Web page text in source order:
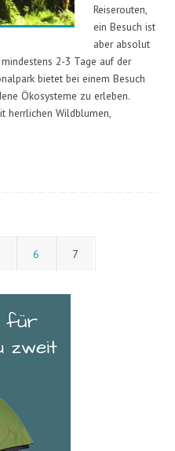
Reiserouten,
ein Besuch ist
aber absolut
2-3 Tage auf der
bietet bei einem Besuch
Ökosysteme zu erleben.
herrlichen Wildblumen,
6 7